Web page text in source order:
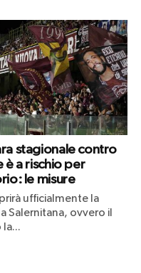
stagionale contro
è a rischio per
le misure
ufficialmente la
Salernitana, ovvero il